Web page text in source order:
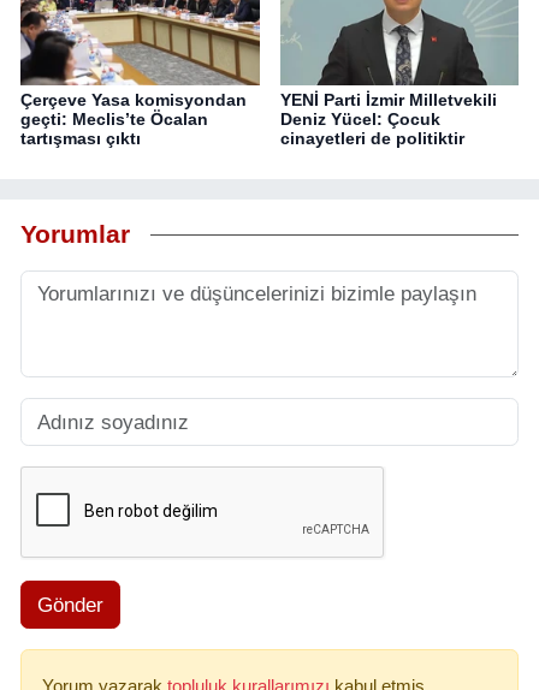
Çerçeve Yasa komisyondan
geçti: Meclis’te Öcalan
tartışması çıktı
YENİ Parti İzmir Milletvekili
Deniz Yücel: Çocuk
cinayetleri de politiktir
Yorumlar
Gönder